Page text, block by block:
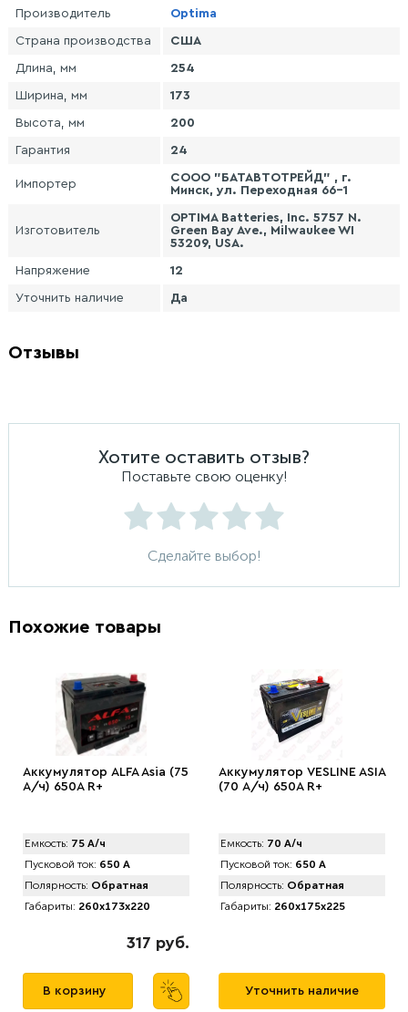
Производитель Optima
Страна производства США
Длина, мм 254
Ширина, мм 173
Высота, мм 200
Гарантия 24
Импортер
СООО "БАТАВТОТРЕЙД" , г.
Минск, ул. Переходная 66-1
Изготовитель
OPTIMA Batteries, Inc. 5757 N.
Green Bay Ave., Milwaukee WI
53209, USA.
Напряжение 12
Уточнить наличие Да
Отзывы
Хотите оставить отзыв?
Поставьте свою оценку!
Сделайте выбор!
Похожие товары
Аккумулятор АLFA Asia (75
А/ч) 650A R+
Емкость: 75 А/ч
Пусковой ток: 650 А
Полярность: Обратная
Габариты: 260x173x220
317 руб.
В корзину
Аккумулятор VЕSLINE ASIA
(70 А/ч) 650A R+
Емкость: 70 А/ч
Пусковой ток: 650 А
Полярность: Обратная
Габариты: 260x175x225
Уточнить наличие